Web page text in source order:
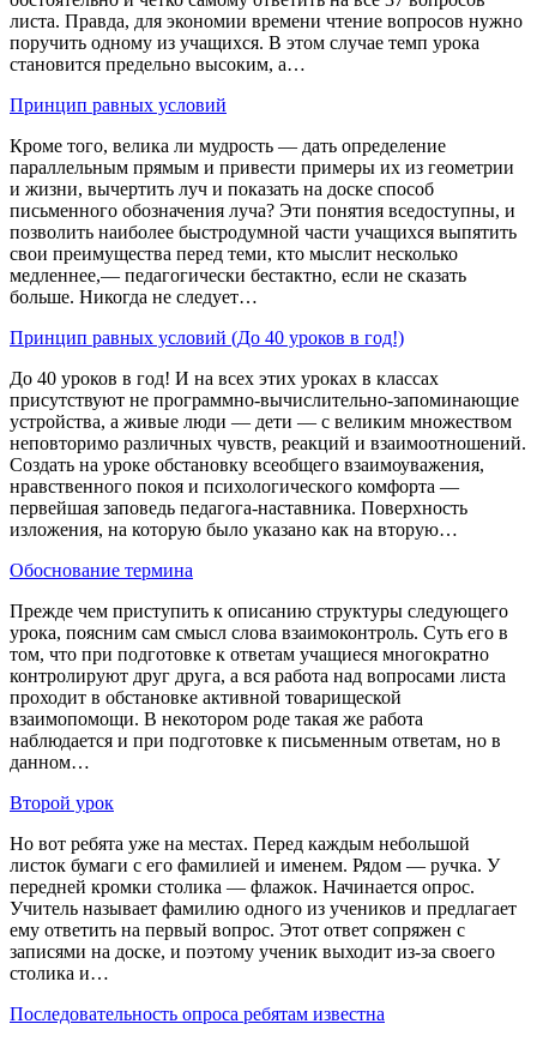
листа. Правда, для экономии времени чтение вопросов нужно
поручить одному из учащихся. В этом случае темп урока
становится предельно высоким, а…
Принцип равных условий
Кроме того, велика ли мудрость — дать определение
параллельным прямым и привести примеры их из геометрии
и жизни, вычертить луч и показать на доске способ
письменного обозначения луча? Эти понятия вседоступны, и
позволить наиболее быстродумной части учащихся выпятить
свои преимущества перед теми, кто мыслит несколько
медленнее,— педагогически бестактно, если не сказать
больше. Никогда не следует…
Принцип равных условий (До 40 уроков в год!)
До 40 уроков в год! И на всех этих уроках в классах
присутствуют не программно-вычислительно-запоминающие
устройства, а живые люди — дети — с великим множеством
неповторимо различных чувств, реакций и взаимоотношений.
Создать на уроке обстановку всеобщего взаимоуважения,
нравственного покоя и психологического комфорта —
первейшая заповедь педагога-наставника. Поверхность
изложения, на которую было указано как на вторую…
Обоснование термина
Прежде чем приступить к описанию структуры следующего
урока, поясним сам смысл слова взаимоконтроль. Суть его в
том, что при подготовке к ответам учащиеся многократно
контролируют друг друга, а вся работа над вопросами листа
проходит в обстановке активной товарищеской
взаимопомощи. В некотором роде такая же работа
наблюдается и при подготовке к письменным ответам, но в
данном…
Второй урок
Но вот ребята уже на местах. Перед каждым небольшой
листок бумаги с его фамилией и именем. Рядом — ручка. У
передней кромки столика — флажок. Начинается опрос.
Учитель называет фамилию одного из учеников и предлагает
ему ответить на первый вопрос. Этот ответ сопряжен с
записями на доске, и поэтому ученик выходит из-за своего
столика и…
Последовательность опроса ребятам известна